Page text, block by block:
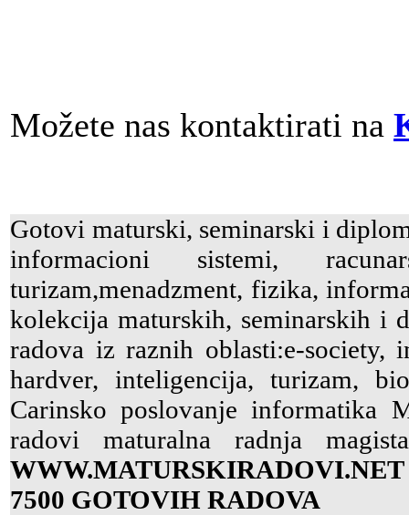
Možete nas kontaktirati na
Gotovi maturski, seminarski i
informacioni sistemi,
turizam,menadzment, fizika,
kolekcija maturskih, seminarskih i
radova iz raznih oblasti:e-society,
hardver, inteligencija, turizam,
Carinsko poslovanje
radovi maturalna radnja
WWW.MATURSKIRADOVI.NET
7500 GOTOVIH RADOVA